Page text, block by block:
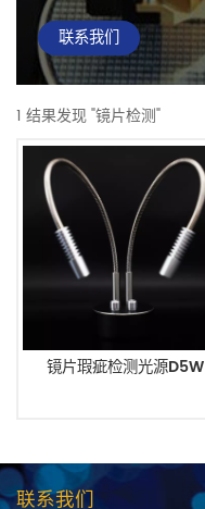
联系我们
1 结果发现 "镜片检测"
镜片瑕疵检测光源D5W
联系我们